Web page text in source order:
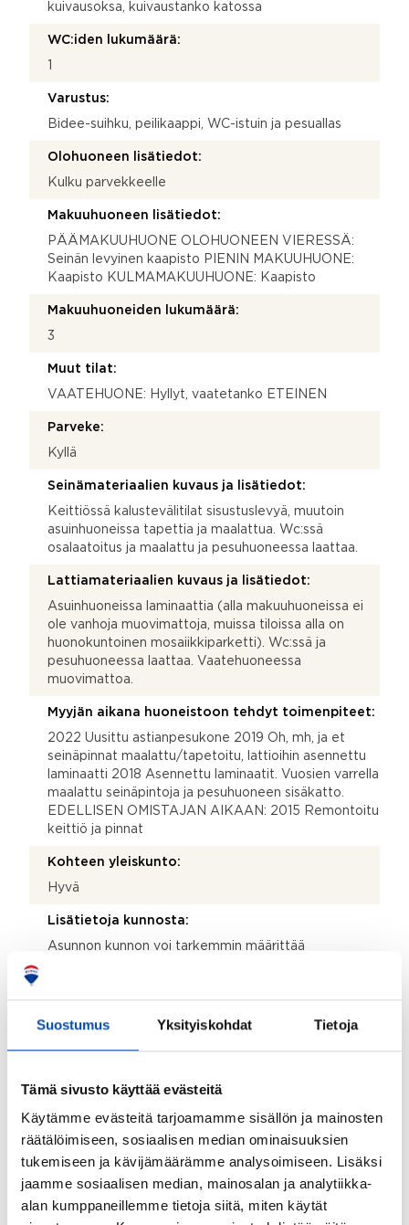
Suostumus Yksityiskohdat Tietoja
Tämä sivusto käyttää evästeitä
Käytämme evästeitä tarjoamamme sisällön ja mainosten
räätälöimiseen, sosiaalisen median ominaisuuksien
tukemiseen ja kävijämäärämme analysoimiseen. Lisäksi
jaamme sosiaalisen median, mainosalan ja analytiikka-
alan kumppaneillemme tietoja siitä, miten käytät
kuivausoksa, kuivaustanko katossa
WC:iden lukumäärä:
Varustus:
Bidee-suihku, peilikaappi, WC-istuin ja pesuallas
Olohuoneen lisätiedot:
Kulku parvekkeelle
Makuuhuoneen lisätiedot:
PÄÄMAKUUHUONE OLOHUONEEN VIERESSÄ:
Seinän levyinen kaapisto PIENIN MAKUUHUONE:
Kaapisto KULMAMAKUUHUONE: Kaapisto
Makuuhuoneiden lukumäärä:
3
Muut tilat:
VAATEHUONE: Hyllyt, vaatetanko ETEINEN
Parveke:
Kyllä
Seinämateriaalien kuvaus ja lisätiedot:
Keittiössä kalustevälitilat sisustuslevyä, muutoin
asuinhuoneissa tapettia ja maalattua. Wc:ssä
osalaatoitus ja maalattu ja pesuhuoneessa laattaa.
Lattiamateriaalien kuvaus ja lisätiedot:
Asuinhuoneissa laminaattia (alla makuuhuoneissa ei
ole vanhoja muovimattoja, muissa tiloissa alla on
huonokuntoinen mosaiikkiparketti). Wc:ssä ja
pesuhuoneessa laattaa. Vaatehuoneessa
muovimattoa.
Myyjän aikana huoneistoon tehdyt toimenpiteet:
2022 Uusittu astianpesukone 2019 Oh, mh, ja et
seinäpinnat maalattu/tapetoitu, lattioihin asennettu
laminaatti 2018 Asennettu laminaatit. Vuosien varrella
maalattu seinäpintoja ja pesuhuoneen sisäkatto.
EDELLISEN OMISTAJAN AIKAAN: 2015 Remontoitu
keittiö ja pinnat
Kohteen yleiskunto:
Hyvä
Lisätietoja kunnosta:
Asunnon kunnon voi tarkemmin määrittää
kunnosta, eikä sitä tule sekoittaa rakennusalan
ammattilaisen tekemään kuntoluokitukseen.
Kauppaan ei kuulu:
Taloyhtiö
Asunto-osakeyhtiö Hörnkulla